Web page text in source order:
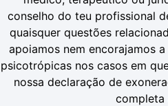
conselho do teu profissional
quaisquer questões
apoiamos nem encorajamos
psicotrópicas nos casos em
nossa declaração de
completa